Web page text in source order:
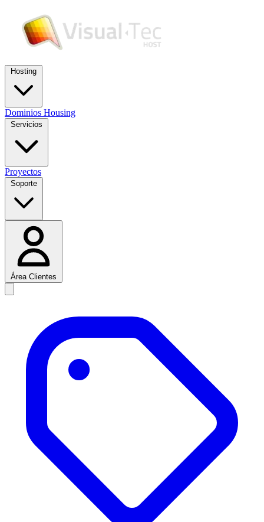
Hosting
Dominios Housing
Servicios
Proyectos
Soporte
Área Clientes